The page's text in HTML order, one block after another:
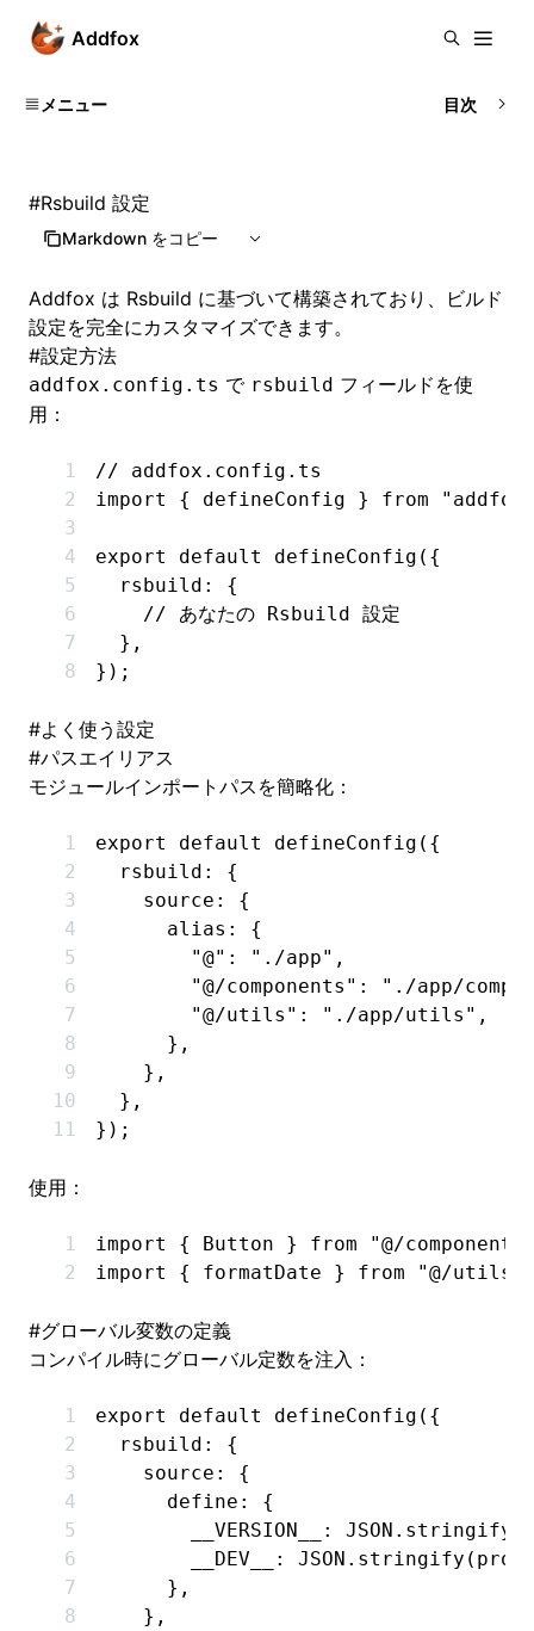
Addfox
メニュー 目次
#Rsbuild 設定
Markdown をコピー
Addfox は Rsbuild に基づいて構築されており、ビルド
設定を完全にカスタマイズできます。
#設定方法
addfox.config.ts で rsbuild フィールドを使
用：
// addfox.config.ts
import
{ defineConfig } from
export default defineConfig ({
  rsbuild
:
{
    // あなたの Rsbuild 設定
  }
,
});
#よく使う設定
#パスエイリアス
モジュールインポートパスを簡略化：
export default defineConfig ({
  rsbuild
:
{
    source
:
{
      alias
:
{
        "@"
: "./app" ,
        "@/components"
:
"./app/
        "@/utils"
: "./app/utils" ,
      }
,
    }
,
  }
,
});
使用：
import { Button } from "@/
import
{ formatDate } from "@/utils/
#グローバル変数の定義
コンパイル時にグローバル定数を注入：
export default defineConfig ({
  rsbuild
:
{
    source
:
{
      define
:
{
        __VERSION__
: JSON .stringify
        __DEV__
: JSON .stringify (
      }
,
    }
,